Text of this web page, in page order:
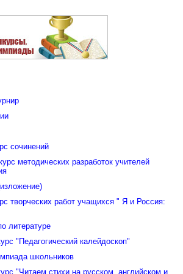
сочинений
методических разработок учителей
творческих работ учащихся " Я и Россия:
литературе
"Педагогический калейдоскоп"
школьников
"Читаем стихи на русском, английском и